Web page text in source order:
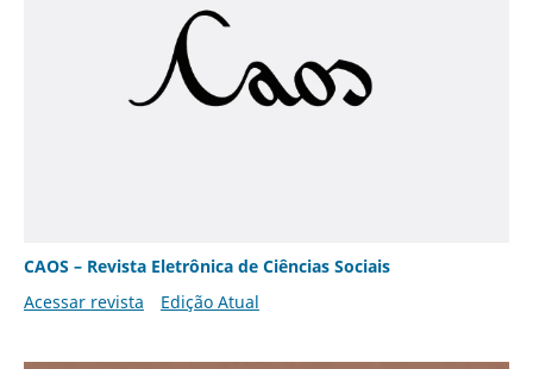
CAOS – Revista Eletrônica de Ciências Sociais
Acessar revista
Edição Atual